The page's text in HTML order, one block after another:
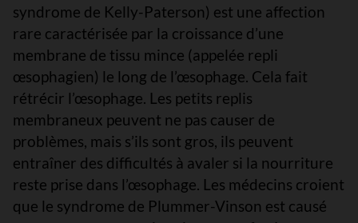
syndrome de Kelly-Paterson) est une affection
rare caractérisée par la croissance d’une
membrane de tissu mince (appelée repli
œsophagien) le long de l’œsophage. Cela fait
rétrécir l’œsophage. Les petits replis
membraneux peuvent ne pas causer de
problèmes, mais s’ils sont gros, ils peuvent
entraîner des difficultés à avaler si la nourriture
reste prise dans l’œsophage. Les médecins croient
que le syndrome de Plummer-Vinson est causé